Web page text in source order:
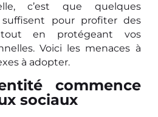
c’est que quelques
pour profiter des
tout en protégeant vos
Voici les menaces à
à adopter.
commence
sociaux